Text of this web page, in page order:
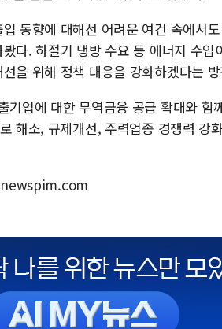
동향에 대해선 어려운 여건 속에서
다. 하절기 냉방 수요 등 에너지 수
을 위해 정책 대응을 강화하겠다는
기업에 대한 무역금융 공급 확대와
해소, 규제개선, 주력업종 경쟁력 강